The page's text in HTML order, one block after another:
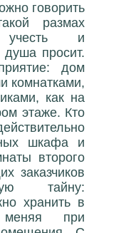
говорить
размах
учесть и
душа просит.
дом
комнатками,
как на
этаже. Кто
шкафа и
второго
заказчиков
тайну:
хранить в
при